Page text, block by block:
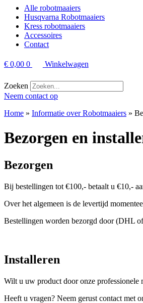
Alle robotmaaiers
Husqvarna Robotmaaiers
Kress robotmaaiers
Accessoires
Contact
€ 0,00 0 Winkelwagen
Zoeken
Neem contact op
Home » Informatie over Robotmaaiers »
Bezorgen en
Bezorgen
Bij bestellingen tot €100,- betaalt u €10,-
Over het algemeen is de levertijd
Bestellingen worden bezorgd door (DHL
Installeren
Wilt u uw product door onze professionele
Heeft u vragen? Neem gerust contact met